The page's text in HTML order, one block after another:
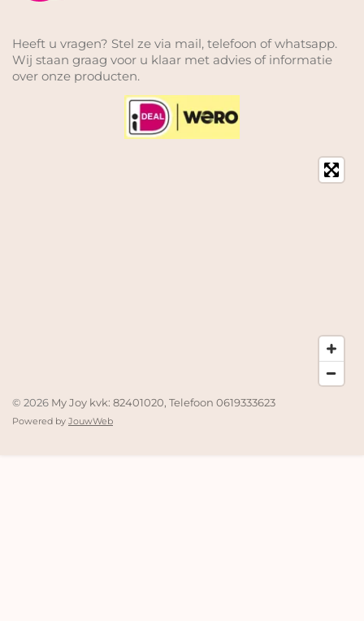
Heeft u vragen? Stel ze via mail, telefoon of whatsapp.
Wij staan graag voor u klaar met advies of informatie
over onze producten.
© 2026 My Joy kvk: 82401020, Telefoon 0619333623
Powered by JouwWeb